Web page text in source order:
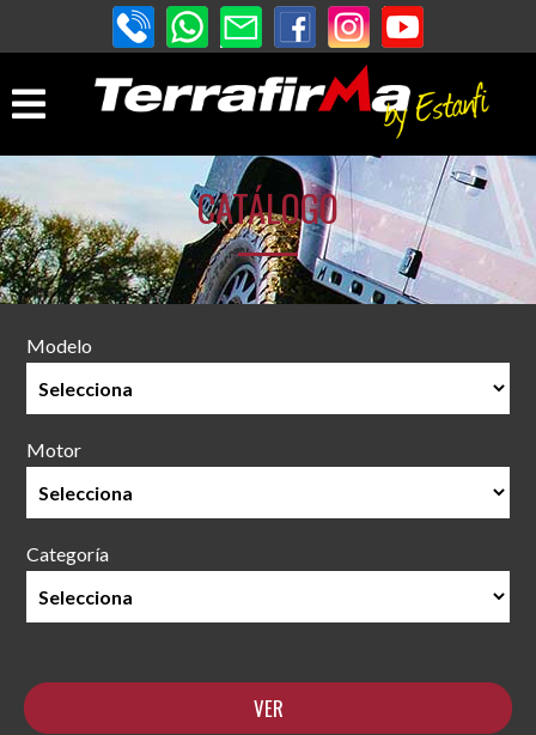
CATÁLOGO
Modelo
Motor
Categoría